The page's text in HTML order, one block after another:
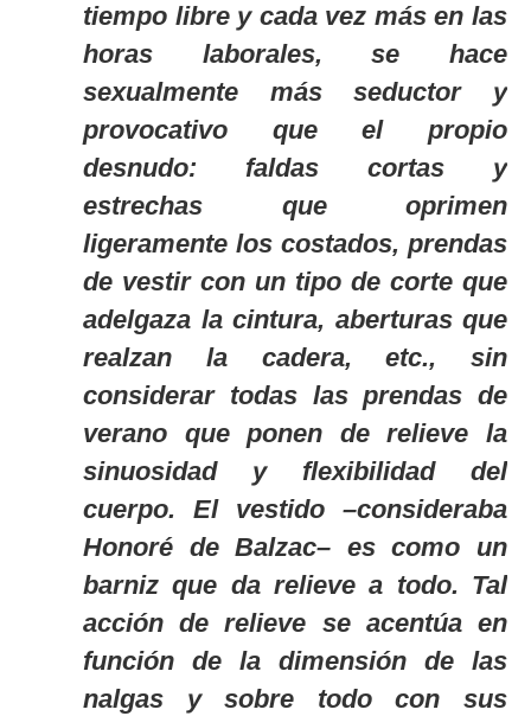
tiempo libre y cada vez más en las
horas laborales, se hace
sexualmente más seductor y
provocativo que el propio
desnudo: faldas cortas y
estrechas que oprimen
ligeramente los costados, prendas
de vestir con un tipo de corte que
adelgaza la cintura, aberturas que
realzan la cadera, etc., sin
considerar todas las prendas de
verano que ponen de relieve la
sinuosidad y flexibilidad del
cuerpo. El vestido –consideraba
Honoré de Balzac– es como un
barniz que da relieve a todo. Tal
acción de relieve se acentúa en
función de la dimensión de las
nalgas y sobre todo con sus